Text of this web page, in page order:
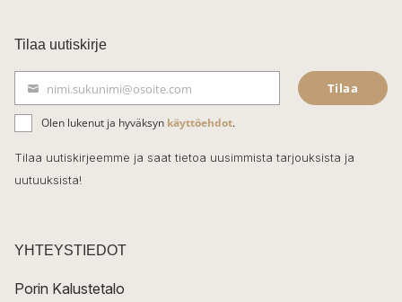
c
e
b
o
o
k
Tilaa uutiskirje
ä
h
k
t
nimi.sukunimi@osoite.com Tilaa
Olen lukenut ja hyväksyn käyttöehdot.
Tilaa uutiskirjeemme ja saat tietoa uusimmista tarjouksista ja
uutuuksista!
YHTEYSTIEDOT
Porin Kalustetalo